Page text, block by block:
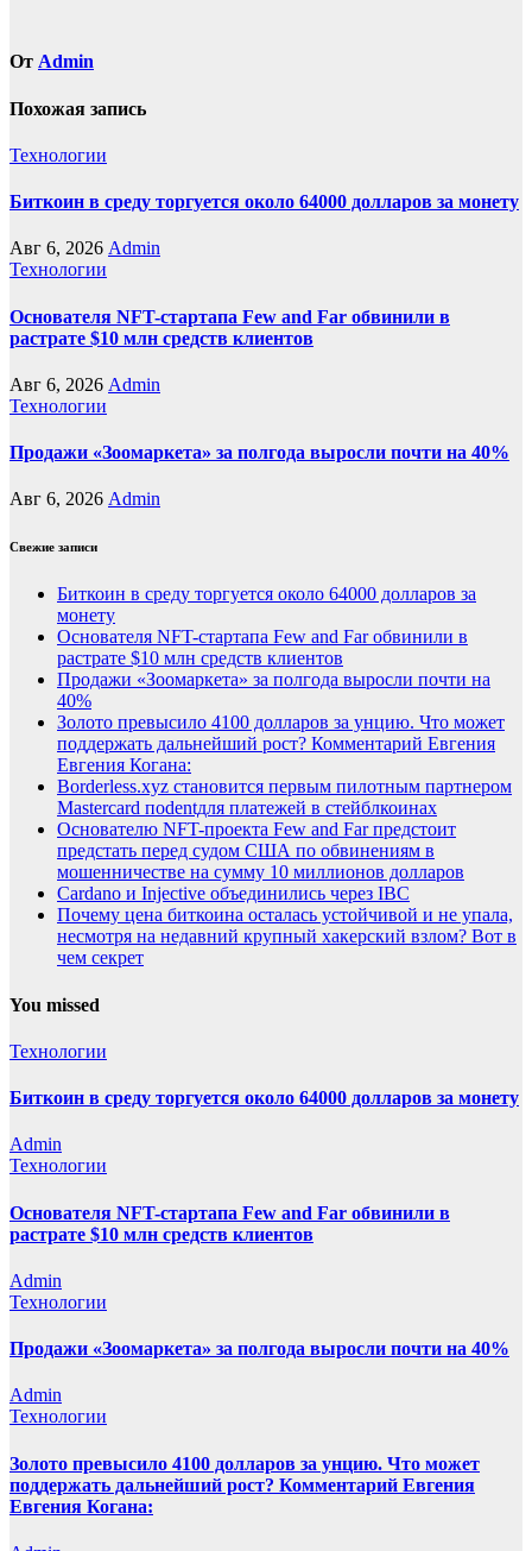
От Admin
Похожая запись
Технологии
Биткоин в среду торгуется около 64000 долларов за монету
Авг 6, 2026 Admin
Технологии
Основателя NFT-стартапа Few and Far обвинили в
растрате $10 млн средств клиентов
Авг 6, 2026 Admin
Технологии
Продажи «Зоомаркета» за полгода выросли почти на 40%
Авг 6, 2026 Admin
Свежие записи
Биткоин в среду торгуется около 64000 долларов за
монету
Основателя NFT-стартапа Few and Far обвинили в
растрате $10 млн средств клиентов
Продажи «Зоомаркета» за полгода выросли почти на
40%
Золото превысило 4100 долларов за унцию. Что может
поддержать дальнейший рост? Комментарий Евгения
Евгения Когана:
Borderless.xyz становится первым пилотным партнером
Mastercard поdentдля платежей в стейблкоинах
Основателю NFT-проекта Few and Far предстоит
предстать перед судом США по обвинениям в
мошенничестве на сумму 10 миллионов долларов
Cardano и Injective объединились через IBC
Почему цена биткоина осталась устойчивой и не упала,
несмотря на недавний крупный хакерский взлом? Вот в
чем секрет
You missed
Технологии
Биткоин в среду торгуется около 64000 долларов за монету
Admin
Технологии
Основателя NFT-стартапа Few and Far обвинили в
растрате $10 млн средств клиентов
Admin
Технологии
Продажи «Зоомаркета» за полгода выросли почти на 40%
Admin
Технологии
Золото превысило 4100 долларов за унцию. Что может
поддержать дальнейший рост? Комментарий Евгения
Евгения Когана: